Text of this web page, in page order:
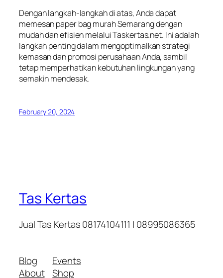
Dengan langkah-langkah di atas, Anda dapat
memesan paper bag murah Semarang dengan
mudah dan efisien melalui Taskertas.net. Ini adalah
langkah penting dalam mengoptimalkan strategi
kemasan dan promosi perusahaan Anda, sambil
tetap memperhatikan kebutuhan lingkungan yang
semakin mendesak.
February 20, 2024
Tas Kertas
Jual Tas Kertas 08174104111 | 08995086365
Blog
About
Events
Shop